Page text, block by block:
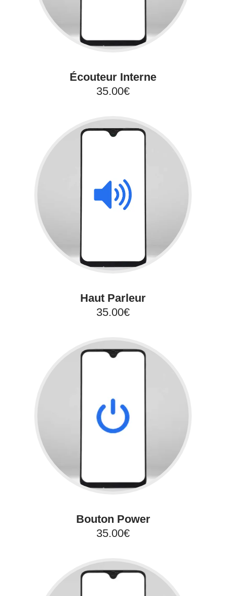
Écouteur Interne
35.00€
Haut Parleur
35.00€
Bouton Power
35.00€